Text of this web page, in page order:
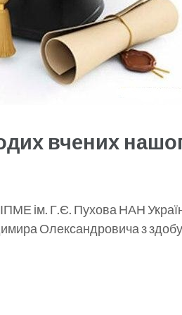
вчених
ІПМЕ ім. Г.Є. Пухова НАН
Олександровича з